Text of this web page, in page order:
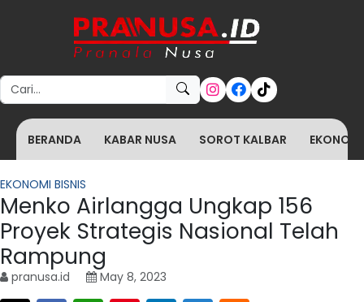
Search for:
BERANDA KABAR NUSA SOROT KALBAR
EKONOMI BISNIS
Menko Airlangga Ungkap 156
Proyek Strategis Nasional Telah
Rampung
pranusa.id May 8, 2023